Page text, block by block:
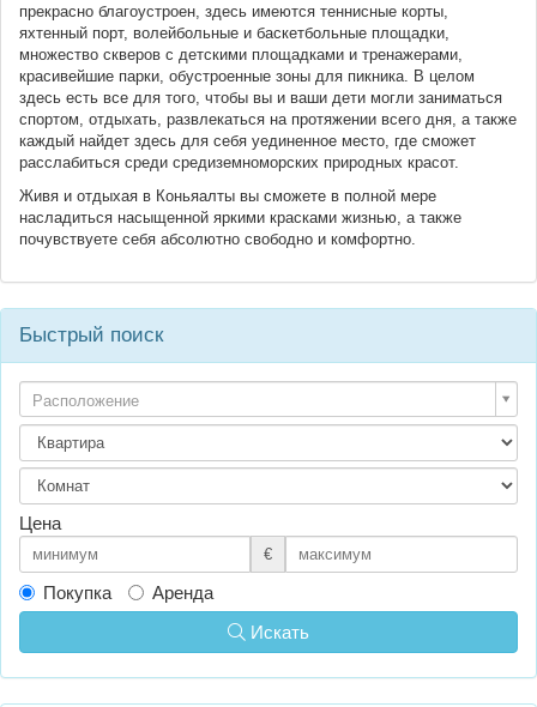
прекрасно благоустроен, здесь имеются теннисные корты,
яхтенный порт, волейбольные и баскетбольные площадки,
множество скверов с детскими площадками и тренажерами,
красивейшие парки, обустроенные зоны для пикника. В целом
здесь есть все для того, чтобы вы и ваши дети могли заниматься
спортом, отдыхать, развлекаться на протяжении всего дня, а также
каждый найдет здесь для себя уединенное место, где сможет
расслабиться среди средиземноморских природных красот.
Живя и отдыхая в Коньяалты вы сможете в полной мере
насладиться насыщенной яркими красками жизнью, а также
почувствуете себя абсолютно свободно и комфортно.
Быстрый поиск
Расположение
Цена
€
Покупка
Аренда
Искать